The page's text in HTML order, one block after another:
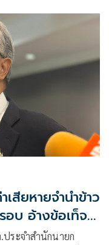
สียหายจำนำข้าว
บ อ้างข้อเท็จ
ระจำสำนักนายก